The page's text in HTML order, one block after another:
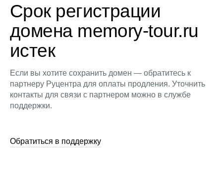
Срок регистрации
домена memory-tour.ru
истек
Если вы хотите сохранить домен — обратитесь к
партнеру Руцентра для оплаты продления. Уточнить
контакты для связи с партнером можно в службе
поддержки.
Обратиться в поддержку